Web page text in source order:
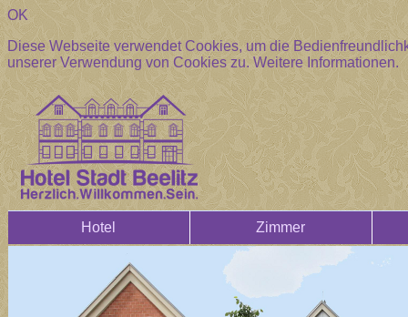
OK
Diese Webseite verwendet Cookies, um die
unserer Verwendung von Cookies zu.Weitere Informationen.
Hotel Zimmer